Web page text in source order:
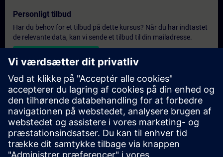
Personligt tilbud
Har du behov for et tilbud på dette kursus? Når du har indtastet
de relevante data, kan vi sende et tilbud til din mailadresse.
Send personligt tilbud
Eksklusiv forespørgsel om træning
Har du et højere uddannelsesbehov og har brug for et tilbud på
eksklusiv uddannelse – enten på stedet, virtuelt eller i et
SITRAIN-uddannelsescenter? Når du har angivet dine personlige
oplysninger og dine uddannelsesbehov, modtager du et tilbud
på eksklusiv uddannelse fra os.